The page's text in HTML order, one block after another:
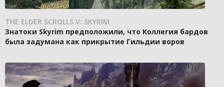
THE ELDER SCROLLS V: SKYRIM
Знатоки Skyrim предположили, что Коллегия бардов
была задумана как прикрытие Гильдии воров